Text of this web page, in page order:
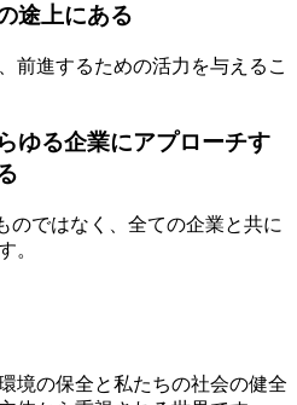
途上にある
前進するための活力を与えるこ
ゆる企業にアプローチす
のではなく、全ての企業と共に
。
境の保全と私たちの社会の健全